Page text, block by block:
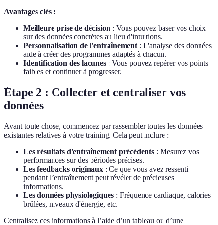
Avantages clés :
Meilleure prise de décision : Vous pouvez baser vos choix
sur des données concrètes au lieu d'intuitions.
Personnalisation de l'entraînement : L'analyse des données
aide à créer des programmes adaptés à chacun.
Identification des lacunes : Vous pouvez repérer vos points
faibles et continuer à progresser.
Étape 2 : Collecter et centraliser vos
données
Avant toute chose, commencez par rassembler toutes les données
existantes relatives à votre training. Cela peut inclure :
Les résultats d'entraînement précédents : Mesurez vos
performances sur des périodes précises.
Les feedbacks originaux : Ce que vous avez ressenti
pendant l’entraînement peut révéler de précieuses
informations.
Les données physiologiques : Fréquence cardiaque, calories
brûlées, niveaux d'énergie, etc.
Centralisez ces informations à l’aide d’un tableau ou d’une